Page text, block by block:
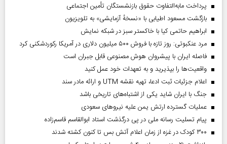
پرداخت مابه‌التفاوت حقوق بازنشستگان تأمین اجتماعی
بازگشت مسعود اطیابی با «نسخهٔ آزمایشی» به تلویزیون
ابراهیم حاتمی کیا با خاکستر سبز در شبکه نمایش
مرد عنکبوتی: روز تازه با فروش ۵۰۰ میلیون دلاری در آمریکا رکوردشکنی کرد
فاصله ایران با پیشرو‌ان هوش مصنوعی قابل جبران است
واقعیت‌ها را بپذیرید و به تعهدات خود عمل کنید
اعلام جزئیات ثبت ادعا، تهیه نقشه UTM و ارائه مادر سند
جنگ با ایران شاید یکی از اشتباه‌های تاریخی باشد
عملیات گسترده ارتش یمن علیه نیروهای سعودی
پیام تسلیت رسانه ملی در پی درگذشت استاد ابوالقاسم قاسم‌زاده
۳۰۰ کودک در غزه از زمان اعلام آتش بس تا کنون کشته شدند